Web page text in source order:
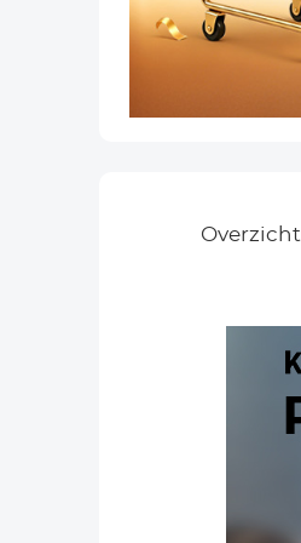
Overzicht